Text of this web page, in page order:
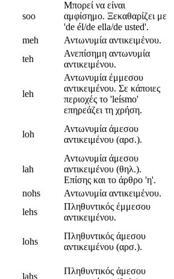
soo
Μπορεί να είναι
αμφίσημο. Ξεκαθαρίζει με
'de él/de ella/de usted'.
meh
Αντωνυμία αντικειμένου.
teh
Ανεπίσημη αντωνυμία
αντικειμένου.
leh
Αντωνυμία έμμεσου
αντικειμένου. Σε κάποιες
περιοχές το 'leísmo'
επηρεάζει τη χρήση.
loh
Αντωνυμία άμεσου
αντικειμένου (αρσ.).
lah
Αντωνυμία άμεσου
αντικειμένου (θηλ.).
Επίσης και το άρθρο 'η'.
nohs
Αντωνυμία αντικειμένου.
lehs
Πληθυντικός έμμεσου
αντικειμένου.
lohs
Πληθυντικός άμεσου
αντικειμένου (αρσ.).
lahs
Πληθυντικός άμεσου